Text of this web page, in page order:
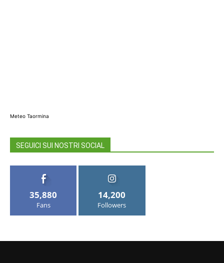
Meteo Taormina
SEGUICI SUI NOSTRI SOCIAL
35,880
Fans
14,200
Followers